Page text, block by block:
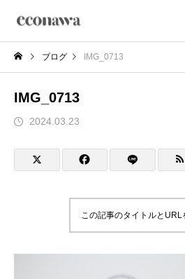
ブログ IMG_0713
IMG_0713
2024.03.23
この記事のタイトルとURL